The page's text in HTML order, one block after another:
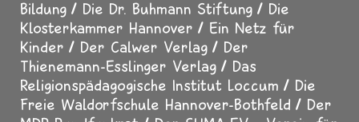
Bildung
Die Dr. Buhmann Stiftung
Die
Klosterkammer Hannover
Ein Netz für
Kinder
Der Calwer Verlag
Der
Thienemann-Esslinger Verlag
Das
Religionspädagogische Institut Loccum
Die
Freie Waldorfschule Hannover-Bothfeld
Der